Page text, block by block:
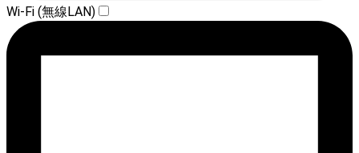
Wi-Fi (無線LAN)